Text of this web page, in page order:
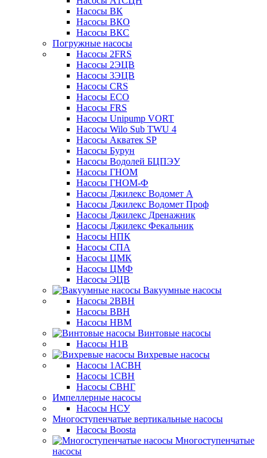
Насосы ВК
Насосы ВКО
Насосы ВКС
Погружные насосы
Насосы 2FRS
Насосы 2ЭЦВ
Насосы 3ЭЦВ
Насосы CRS
Насосы ECO
Насосы FRS
Насосы Unipump VORT
Насосы Wilo Sub TWU 4
Насосы Акватек SP
Насосы Бурун
Насосы Водолей БЦПЭУ
Насосы ГНОМ
Насосы ГНОМ-Ф
Насосы Джилекс Водомет А
Насосы Джилекс Водомет Проф
Насосы Джилекс Дренажник
Насосы Джилекс Фекальник
Насосы НПК
Насосы СПА
Насосы ЦМК
Насосы ЦМФ
Насосы ЭЦВ
Вакуумные насосы
Насосы 2ВВН
Насосы ВВН
Насосы НВМ
Винтовые насосы
Насосы Н1В
Вихревые насосы
Насосы 1АСВН
Насосы 1СВН
Насосы СВНГ
Импеллерные насосы
Насосы НСУ
Многоступенчатые вертикальные насосы
Насосы Boosta
Многоступенчатые
насосы